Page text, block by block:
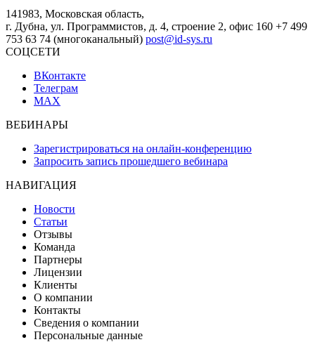
141983, Московская область,
г. Дубна, ул. Программистов, д. 4, строение 2, офис 160 +7 499
753 63 74 (многоканальный) post@id-sys.ru
СОЦСЕТИ
ВКонтакте
Телеграм
MAX
ВЕБИНАРЫ
Зарегистрироваться на онлайн-конференцию
Запросить запись прошедшего вебинара
НАВИГАЦИЯ
Новости
Статьи
Отзывы
Команда
Партнеры
Лицензии
Клиенты
О компании
Контакты
Сведения о компании
Персональные данные